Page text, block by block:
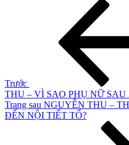
Trước
THU – VÌ SAO PHỤ NỮ SAU
Bài
tiếp
Trang sau NGUYỄN THU –
ĐẾN NỘI TIẾT TỐ?